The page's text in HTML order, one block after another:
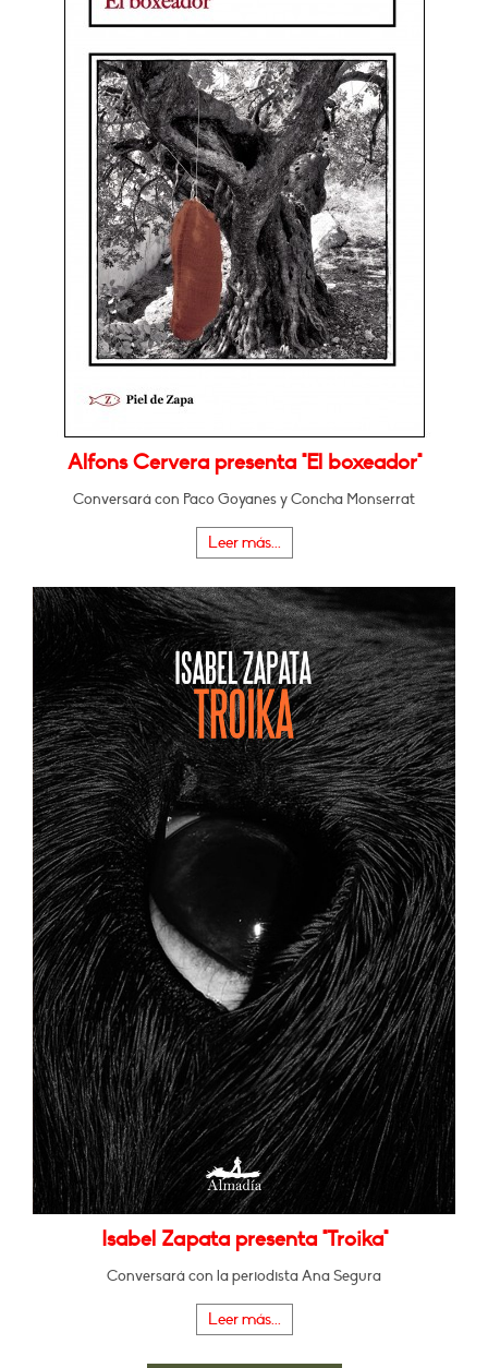
Alfons Cervera presenta "El boxeador"
Conversará con Paco Goyanes y Concha Monserrat
Leer más...
Isabel Zapata presenta "Troika"
Conversará con la periodista Ana Segura
Leer más...